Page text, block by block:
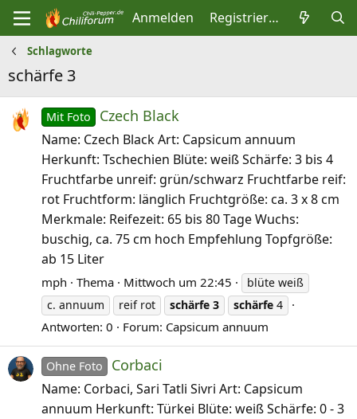
Anmelden Registrieren
Schlagworte
schärfe 3
Mit Foto Czech Black
Name: Czech Black Art: Capsicum annuum
Herkunft: Tschechien Blüte: weiß Schärfe: 3 bis 4
Fruchtfarbe unreif: grün/schwarz Fruchtfarbe reif:
rot Fruchtform: länglich Fruchtgröße: ca. 3 x 8 cm
Merkmale: Reifezeit: 65 bis 80 Tage Wuchs:
buschig, ca. 75 cm hoch Empfehlung Topfgröße:
ab 15 Liter
mph Thema Mittwoch um 22:45
blüte weiß
c. annuum
reif rot schärfe 3 schärfe 4
Antworten: 0 Forum: Capsicum annuum
Ohne Foto Corbaci
Name: Corbaci, Sari Tatli Sivri Art: Capsicum
annuum Herkunft: Türkei Blüte: weiß Schärfe: 0 - 3